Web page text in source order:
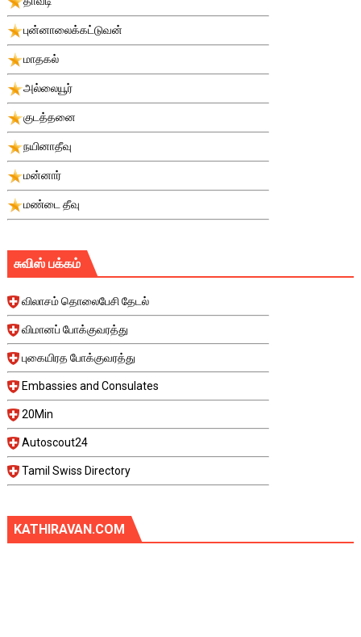
புன்னாலைக்கட்டுவன்
மாதகல்
அல்லையூர்
குடத்தனை
நயினாதீவு
மன்னார்
மண்டை தீவு
சுவிஸ் பக்கம்
விலாசம் தொலைபேசி தேடல்
விமானப் போக்குவரத்து
புகையிரத போக்குவரத்து
Embassies and Consulates
20Min
Autoscout24
Tamil Swiss Directory
KATHIRAVAN.COM